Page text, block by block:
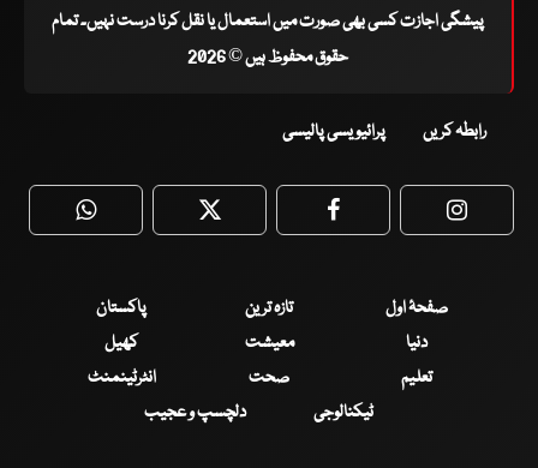
پیشگی اجازت کسی بھی صورت میں استعمال یا نقل کرنا درست نہیں۔ تمام
حقوق محفوظ ہیں © 2026
رابطہ کریں پرائیویسی پالیسی
WhatsApp Twitter Facebook
صفحۂ اول تازہ ترین
پاکستان
دنیا
معیشت
کھیل
تعلیم
صحت
انٹرٹینمنٹ
ٹیکنالوجی
دلچسپ و عجیب